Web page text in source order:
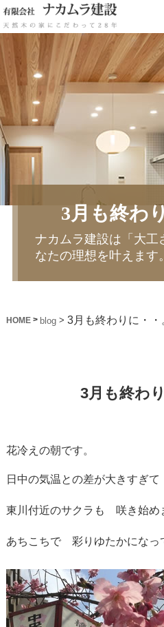
3月も終わ
ナカムラ建設は「大工
なたの理想を叶えます。
HOME> blog> 3月も終わりに・・
3月も終わ
花冷えの朝です。
日中の気温との差が大きすぎ
東川付近のサクラも 咲き始め
あちこちで 彩りゆたかになっ